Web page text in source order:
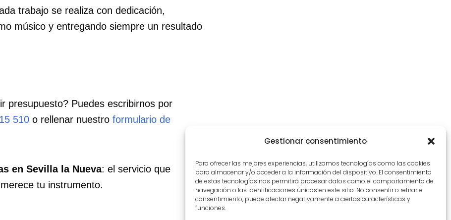
Gestionar consentimiento
Para ofrecer las mejores experiencias, utilizamos tecnologías como las cookies
para almacenar y/o acceder a la información del dispositivo. El consentimiento
de estas tecnologías nos permitirá procesar datos como el comportamiento de
navegación o las identificaciones únicas en este sitio. No consentir o retirar el
consentimiento, puede afectar negativamente a ciertas características y
funciones.
trabajo se realiza con dedicación,
músico y entregando siempre un resultado
presupuesto? Puedes escribirnos por
510 o rellenar nuestroformulario de
en Sevilla la Nueva: el servicio que
tu instrumento.